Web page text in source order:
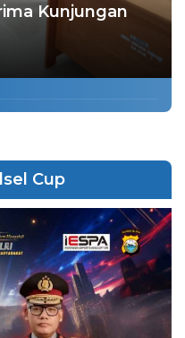
Kunjungan
Cup